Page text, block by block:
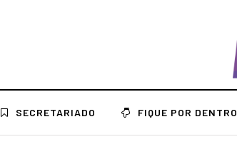
SECRETARIADO FIQUE POR DENTRO